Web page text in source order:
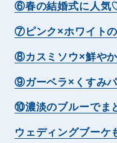
⑥春の結婚式に人気
⑦ピンク×ホワイト
⑧カスミソウ×鮮や
⑨ガーベラ×くすみ
⑩濃淡のブルーでま
ウェディングブーケ